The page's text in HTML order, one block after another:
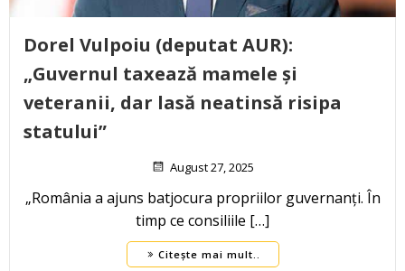
Dorel Vulpoiu (deputat AUR):
„Guvernul taxează mamele și
veteranii, dar lasă neatinsă risipa
statului”
August 27, 2025
„România a ajuns batjocura propriilor guvernanți. În
timp ce consiliile […]
Citește mai mult..